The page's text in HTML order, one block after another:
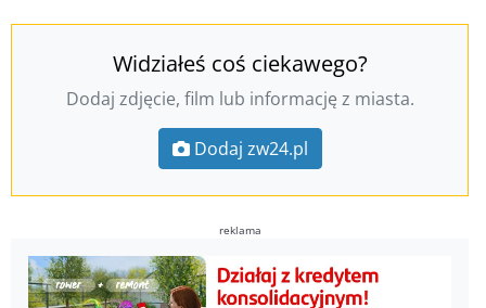
Widziałeś coś ciekawego?
Dodaj zdjęcie, film lub informację z miasta.
Dodaj zw24.pl
reklama